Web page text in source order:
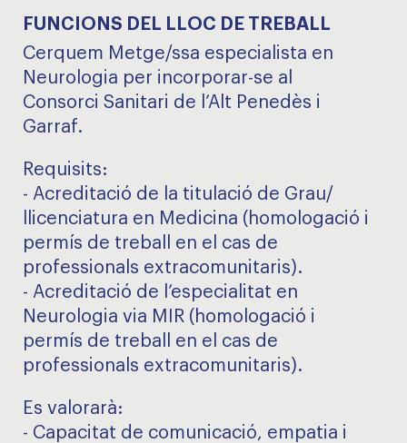
FUNCIONS DEL LLOC DE TREBALL
Cerquem Metge/ssa especialista en
Neurologia per incorporar-se al
Consorci Sanitari de l’Alt Penedès i
Garraf.
Requisits:
- Acreditació de la titulació de Grau/
llicenciatura en Medicina (homologació i
permís de treball en el cas de
professionals extracomunitaris).
- Acreditació de l’especialitat en
Neurologia via MIR (homologació i
permís de treball en el cas de
professionals extracomunitaris).
Es valorarà:
- Capacitat de comunicació, empatia i